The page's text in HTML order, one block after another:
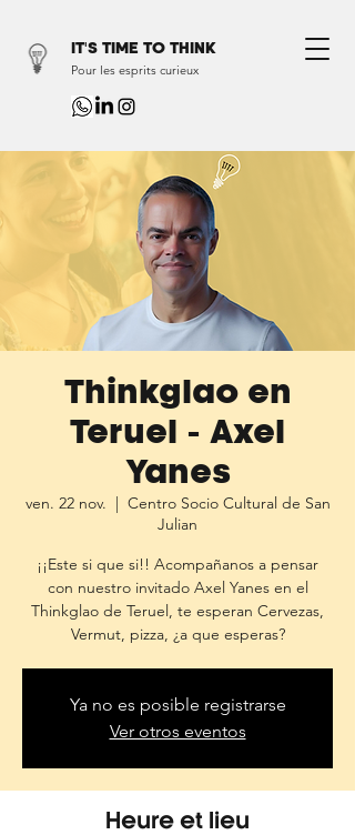
IT'S TIME TO THINK
Pour les esprits curieux
Thinkglao en
Teruel - Axel
Yanes
ven. 22 nov.
  |
Centro Socio Cultural de San
Julian
¡¡Este si que si!! Acompañanos a pensar
con nuestro invitado Axel Yanes en el
Thinkglao de Teruel, te esperan Cervezas,
Vermut, pizza, ¿a que esperas?
Ya no es posible registrarse
Ver otros eventos
Heure et lieu